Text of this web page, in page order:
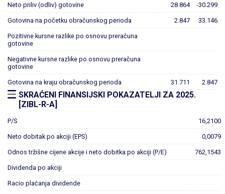
Neto priliv (odliv) gotovine 28.864 -30.299
Gotovina na početku obračunskog perioda 2.847 33.146
Pozitivne kursne razlike po osnovu preračuna
gotovine
Negativne kursne razlike po osnovu preračuna
gotovine
Gotovina na kraju obračunskog perioda 31.711 2.847
SKRAĆENI FINANSIJSKI POKAZATELJI ZA 2025.
[ZIBL-R-A]
P/S 16,2100
Neto dobitak po akciji (EPS) 0,0079
Odnos tržišne cijene akcije i neto dobitka po akciji (P/E) 762,1543
Dividenda po akciji
Racio plaćanja dividende